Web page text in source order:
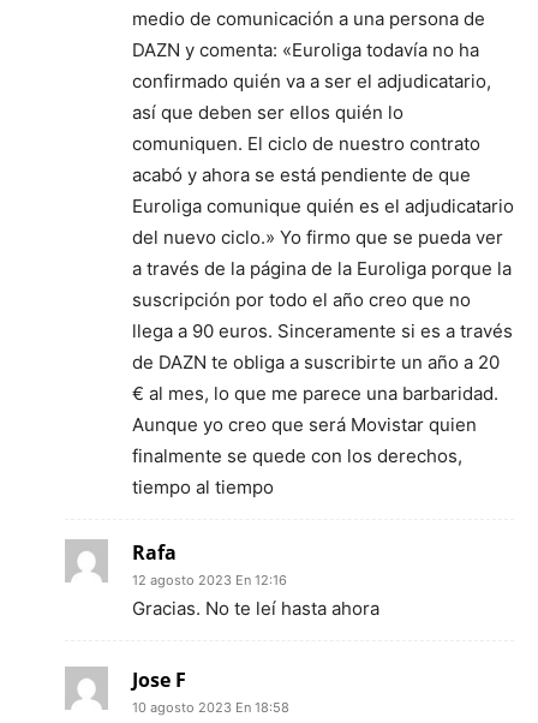
medio de comunicación a una persona de
DAZN y comenta: «Euroliga todavía no ha
confirmado quién va a ser el adjudicatario,
así que deben ser ellos quién lo
comuniquen. El ciclo de nuestro contrato
acabó y ahora se está pendiente de que
Euroliga comunique quién es el adjudicatario
del nuevo ciclo.» Yo firmo que se pueda ver
a través de la página de la Euroliga porque la
suscripción por todo el año creo que no
llega a 90 euros. Sinceramente si es a través
de DAZN te obliga a suscribirte un año a 20
€ al mes, lo que me parece una barbaridad.
Aunque yo creo que será Movistar quien
finalmente se quede con los derechos,
tiempo al tiempo
Rafa
12 agosto 2023 En 12:16
Gracias. No te leí hasta ahora
Jose F
10 agosto 2023 En 18:58